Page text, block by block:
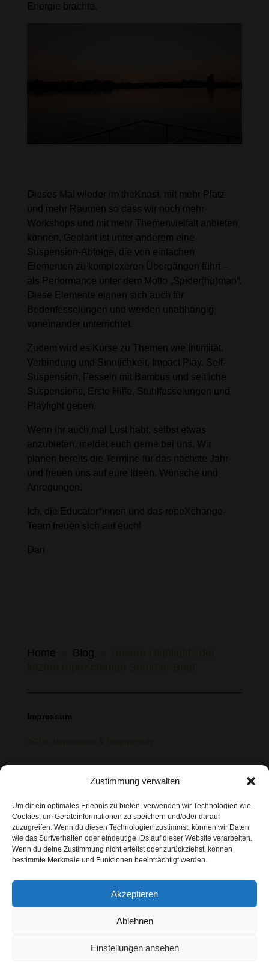
Zustimmung verwalten
Um dir ein optimales Erlebnis zu bieten, verwenden wir Technologien wie
Cookies, um Geräteinformationen zu speichern und/oder darauf
zuzugreifen. Wenn du diesen Technologien zustimmst, können wir Daten
wie das Surfverhalten oder eindeutige IDs auf dieser Website verarbeiten.
Wenn du deine Zustimmung nicht erteilst oder zurückziehst, können
bestimmte Merkmale und Funktionen beeinträchtigt werden.
Akzeptieren
Ablehnen
Einstellungen ansehen
Energie brachte.
Dieses Mal wieder im theKnast, mit mehr Platz
und mehr Räumen so dass wir noch mehr
Workshops und mit mehr Themenvielfalt anbieten
können. Geplant ist unter anderem eine
Suspension-Abfolge, die von einfachen
Elementen zu komplexeren Übergängen führt –
als Performance unter dem Motto „Spider(hu)man“.
Diese Elemente eignen sich auch für
Bodenfesselungen und werden unabhängig
voneinander unterrichtet.
Zudem wird es Kurse zu Themen wie Intimität,
Verbindung und Sinnlichkeit, Impact Play, Self-
Suspension, Fesseln mit Bambus und seitliche
Suspensions, Erste Hilfe, Stuhlfesselungen und
Playfight geben.
Wenn ihr auch mal Lust habt, selbst etwas
anzubieten, meldet euch gerne bei uns. Wir
planen bereits die Termine für das nächste Jahr
und freuen uns auf eure Ideen, Wünsche und
Anregungen.
Ich, die Educator*innen und das ropeXchange-
Team freuen sich auf euch!
Dan
Home Blog
Impressum
Community & Netzwerk
> Telegram
> Instagram
> Bluesky
> Fetlife
Bleib in Kontakt